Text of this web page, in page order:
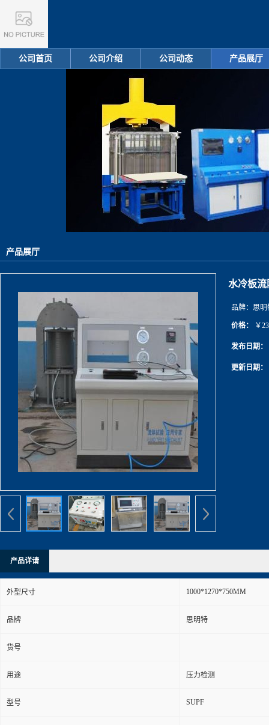
公司首页 公司介绍 公司动态 产品展厅
产品展厅
水冷板流
品牌： 思明
价格： ￥
发布日期：
更新日期：
产品详请
外型尺寸 1000*1270*750MM
品牌 思明特
货号
用途 压力检测
型号 SUPF